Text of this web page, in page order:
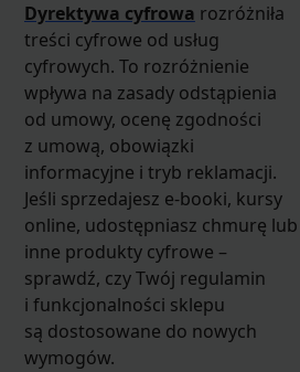
Dyrektywa cyfrowa rozróżniła
treści cyfrowe od usług
cyfrowych. To rozróżnienie
wpływa na zasady odstąpienia
od umowy, ocenę zgodności
z umową, obowiązki
informacyjne i tryb reklamacji.
Jeśli sprzedajesz e-booki, kursy
online, udostępniasz chmurę lub
inne produkty cyfrowe –
sprawdź, czy Twój regulamin
i funkcjonalności sklepu
są dostosowane do nowych
wymogów.